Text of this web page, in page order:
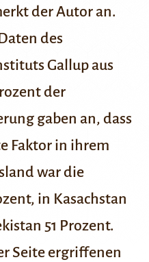
der Autor an.
des
Gallup aus
der
gaben an, dass
Faktor in ihrem
war die
in Kasachstan
51 Prozent.
Seite ergriffenen